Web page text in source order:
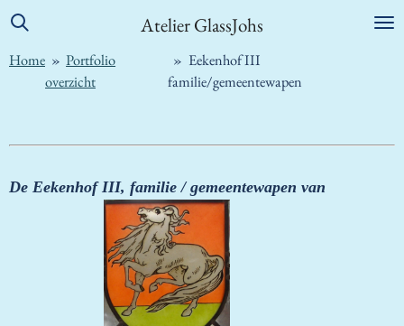
Ga
naar
Atelier GlassJohs
Home » Portfolio
overzicht
» Eekenhof III
familie/gemeentewapen
De Eekenhof III, familie / gemeentewapen van